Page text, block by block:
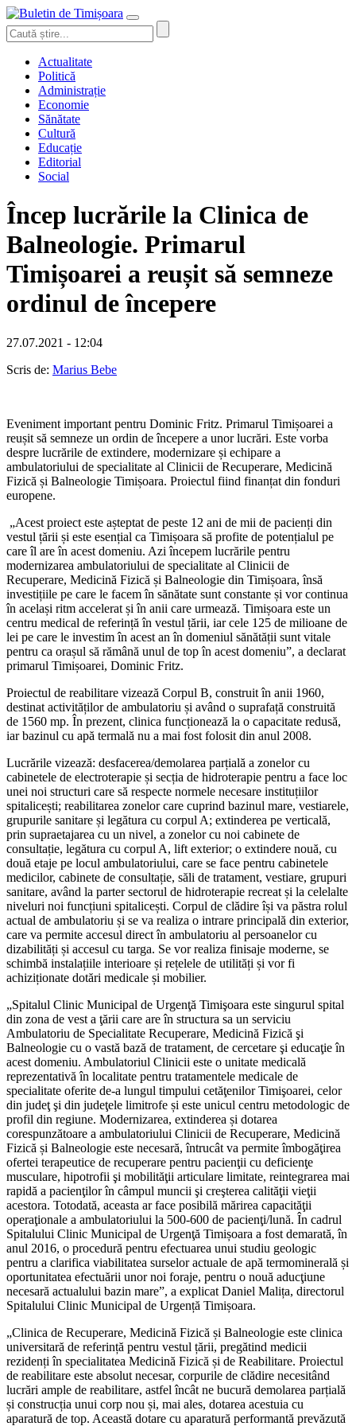
Actualitate
Politică
Administrație
Economie
Sănătate
Cultură
Educație
Editorial
Social
Încep lucrările la Clinica de
Balneologie. Primarul
Timișoarei a reușit să semneze
ordinul de începere
27.07.2021 - 12:04
Scris de: Marius Bebe
Eveniment important pentru Dominic Fritz. Primarul Timișoarei a
reușit să semneze un ordin de începere a unor lucrări. Este vorba
despre lucrările de extindere, modernizare și echipare a
ambulatoriului de specialitate al Clinicii de Recuperare, Medicină
Fizică și Balneologie Timișoara. Proiectul fiind finanțat din fonduri
europene.
„Acest proiect este așteptat de peste 12 ani de mii de pacienți din
vestul țării și este esențial ca Timișoara să profite de potențialul pe
care îl are în acest domeniu. Azi începem lucrările pentru
modernizarea ambulatoriului de specialitate al Clinicii de
Recuperare, Medicină Fizică și Balneologie din Timișoara, însă
investițiile pe care le facem în sănătate sunt constante și vor continua
în același ritm accelerat și în anii care urmează. Timișoara este un
centru medical de referință în vestul țării, iar cele 125 de milioane de
lei pe care le investim în acest an în domeniul sănătății sunt vitale
pentru ca orașul să rămână unul de top în acest domeniu”, a declarat
primarul Timișoarei, Dominic Fritz.
Proiectul de reabilitare vizează Corpul B, construit în anii 1960,
destinat activităților de ambulatoriu și având o suprafață construită
de 1560 mp. În prezent, clinica funcționează la o capacitate redusă,
iar bazinul cu apă termală nu a mai fost folosit din anul 2008.
Lucrările vizează: desfacerea/demolarea parțială a zonelor cu
cabinetele de electroterapie și secția de hidroterapie pentru a face loc
unei noi structuri care să respecte normele necesare instituțiilor
spitalicești; reabilitarea zonelor care cuprind bazinul mare, vestiarele,
grupurile sanitare și legătura cu corpul A; extinderea pe verticală,
prin supraetajarea cu un nivel, a zonelor cu noi cabinete de
consultație, legătura cu corpul A, lift exterior; o extindere nouă, cu
două etaje pe locul ambulatoriului, care se face pentru cabinetele
medicilor, cabinete de consultație, săli de tratament, vestiare, grupuri
sanitare, având la parter sectorul de hidroterapie recreat și la celelalte
niveluri noi funcțiuni spitalicești. Corpul de clădire își va păstra rolul
actual de ambulatoriu și se va realiza o intrare principală din exterior,
care va permite accesul direct în ambulatoriu al persoanelor cu
dizabilități și accesul cu targa. Se vor realiza finisaje moderne, se
schimbă instalațiile interioare și rețelele de utilități și vor fi
achiziționate dotări medicale și mobilier.
„Spitalul Clinic Municipal de Urgenţă Timişoara este singurul spital
din zona de vest a ţării care are în structura sa un serviciu
Ambulatoriu de Specialitate Recuperare, Medicină Fizică şi
Balneologie cu o vastă bază de tratament, de cercetare şi educaţie în
acest domeniu. Ambulatoriul Clinicii este o unitate medicală
reprezentativă în localitate pentru tratamentele medicale de
specialitate oferite de-a lungul timpului cetăţenilor Timişoarei, celor
din judeţ şi din judeţele limitrofe și este unicul centru metodologic de
profil din regiune. Modernizarea, extinderea și dotarea
corespunzătoare a ambulatoriului Clinicii de Recuperare, Medicină
Fizică și Balneologie este necesară, întrucât va permite îmbogăţirea
ofertei terapeutice de recuperare pentru pacienţii cu deficienţe
musculare, hipotrofii şi mobilităţii articulare limitate, reintegrarea mai
rapidă a pacienţilor în câmpul muncii şi creşterea calităţii vieţii
acestora. Totodată, aceasta ar face posibilă mărirea capacităţii
operaţionale a ambulatoriului la 500-600 de pacienţi/lună. În cadrul
Spitalului Clinic Municipal de Urgenţă Timișoara a fost demarată, în
anul 2016, o procedură pentru efectuarea unui studiu geologic
pentru a clarifica viabilitatea surselor actuale de apă termominerală și
oportunitatea efectuării unor noi foraje, pentru o nouă aducţiune
necesară actualului bazin mare”, a explicat Daniel Malița, directorul
Spitalului Clinic Municipal de Urgență Timișoara.
„Clinica de Recuperare, Medicină Fizică și Balneologie este clinica
universitară de referință pentru vestul țării, pregătind medicii
rezidenți în specialitatea Medicină Fizică și de Reabilitare. Proiectul
de reabilitare este absolut necesar, corpurile de clădire necesitând
lucrări ample de reabilitare, astfel încât ne bucură demolarea parțială
și construcția unui corp nou și, mai ales, dotarea acestuia cu
aparatură de top. Această dotare cu aparatură performantă prevăzută